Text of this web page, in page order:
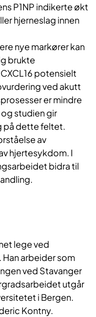
P1NP indikerte økt
hjerneslag innen
nye markører kan
brukte
potensielt
ved akutt
er mindre
studien gir
på dette feltet.
av
hjertesykdom. I
bidra til
lege ved
Han arbeider som
ved Stavanger
utgår
i Bergen.
Kontny.